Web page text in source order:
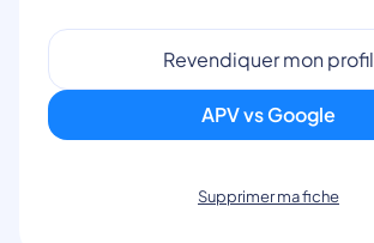
Revendiquer mon profil
APV vs Google
Supprimer ma fiche